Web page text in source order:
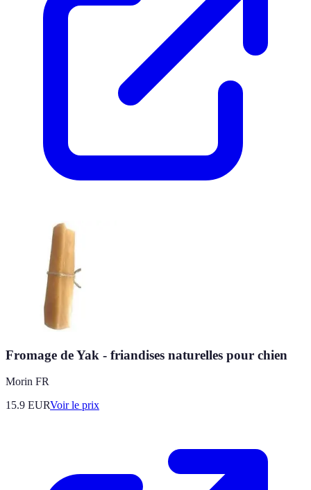
Fromage de Yak - friandises naturelles pour chien
Morin FR
15.9 EURVoir le prix